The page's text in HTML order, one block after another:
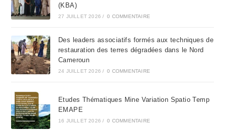
(KBA)
27 JUILLET 2026 / 0 COMMENTAIRE
Des leaders associatifs formés aux techniques de
restauration des terres dégradées dans le Nord
Cameroun
24 JUILLET 2026 / 0 COMMENTAIRE
Etudes Thématiques Mine Variation Spatio Temp
EMAPE
16 JUILLET 2026 / 0 COMMENTAIRE